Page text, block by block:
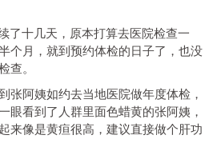
了十几天 ，原本打算去医院检查一
个月，就到预约体检的日子了，也没
查。
张阿姨如约去当地医院做年度体检，
眼看到了人群里面色蜡黄的张阿姨，
来像是黄疸很高，建议直接做个肝功